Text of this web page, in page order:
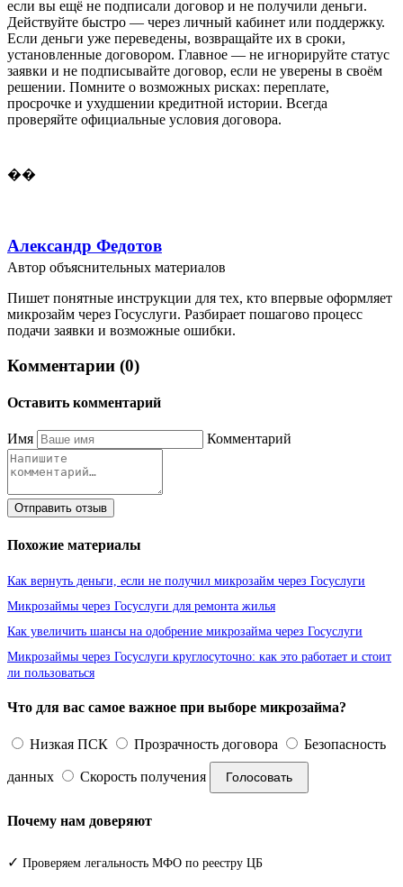
если вы ещё не подписали договор и не получили деньги.
Действуйте быстро — через личный кабинет или поддержку.
Если деньги уже переведены, возвращайте их в сроки,
установленные договором. Главное — не игнорируйте статус
заявки и не подписывайте договор, если не уверены в своём
решении. Помните о возможных рисках: переплате,
просрочке и ухудшении кредитной истории. Всегда
проверяйте официальные условия договора.
��
Александр Федотов
Автор объяснительных материалов
Пишет понятные инструкции для тех, кто впервые оформляет
микрозайм через Госуслуги. Разбирает пошагово процесс
подачи заявки и возможные ошибки.
Комментарии (0)
Оставить комментарий
Имя Комментарий
Отправить отзыв
Похожие материалы
Как вернуть деньги, если не получил микрозайм через Госуслуги
Микрозаймы через Госуслуги для ремонта жилья
Как увеличить шансы на одобрение микрозайма через Госуслуги
Микрозаймы через Госуслуги круглосуточно: как это работает и стоит
ли пользоваться
Что для вас самое важное при выборе микрозайма?
Низкая ПСК Прозрачность договора Безопасность
данных Скорость получения Голосовать
Почему нам доверяют
✓ Проверяем легальность МФО по реестру ЦБ